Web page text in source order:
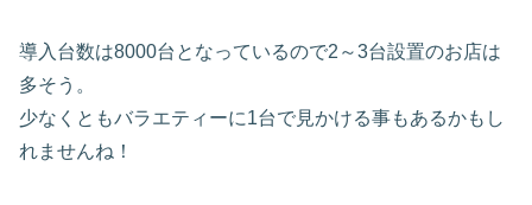
導入台数は8000台となっているので2～3台設置のお店は
多そう。
少なくともバラエティーに1台で見かける事もあるかもし
れませんね！